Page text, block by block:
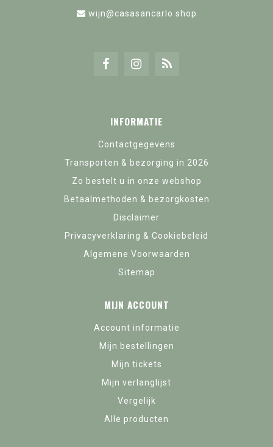
wijn@casasancarlo.shop
INFORMATIE
Contactgegevens
Transporten & bezorging in 2026
Zo bestelt u in onze webshop
Betaalmethoden & bezorgkosten
Disclaimer
Privacyverklaring & Cookiebeleid
Algemene Voorwaarden
Sitemap
MIJN ACCOUNT
Account informatie
Mijn bestellingen
Mijn tickets
Mijn verlanglijst
Vergelijk
Alle producten